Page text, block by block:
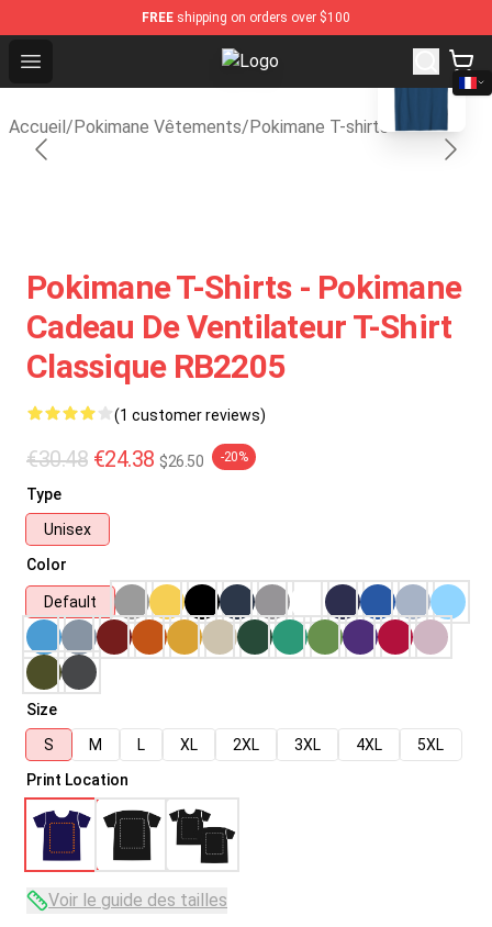
FREE shipping on orders over $100
Open menu Pokimane Store - Official
Accueil/Pokimane Vêtements/Pokimane T-shirts
blank template
Pokimane T-Shirts - Pokimane
Cadeau De Ventilateur T-Shirt
Classique RB2205
(1 customer reviews)
€30.48 €24.38 $26.50 -20%
Type
Unisex
Color
Default
Size
S
M L XL 2XL 3XL 4XL
5XL
Print Location
Voir le guide des tailles